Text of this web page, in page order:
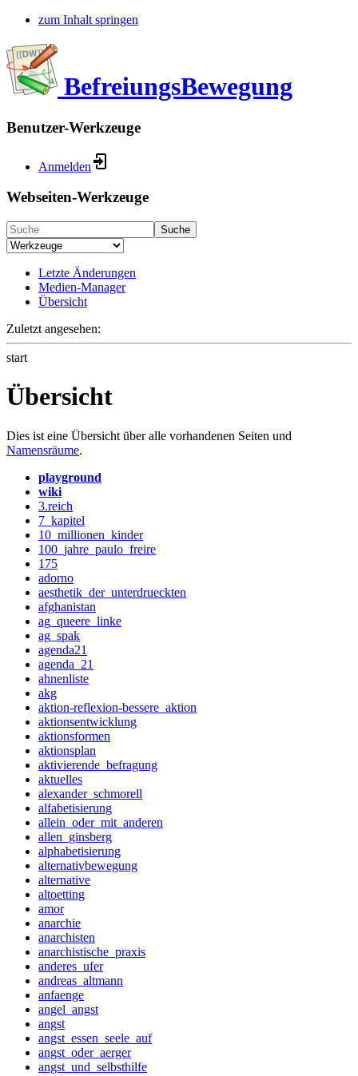
zum Inhalt springen
BefreiungsBewegung
Benutzer-Werkzeuge
Anmelden
Webseiten-Werkzeuge
Suche
Letzte Änderungen
Medien-Manager
Übersicht
Zuletzt angesehen:
start
Übersicht
Dies ist eine Übersicht über alle vorhandenen Seiten und
Namensräume.
playground
wiki
3.reich
7_kapitel
10_millionen_kinder
100_jahre_paulo_freire
175
adorno
aesthetik_der_unterdrueckten
afghanistan
ag_queere_linke
ag_spak
agenda21
agenda_21
ahnenliste
akg
aktion-reflexion-bessere_aktion
aktionsentwicklung
aktionsformen
aktionsplan
aktivierende_befragung
aktuelles
alexander_schmorell
alfabetisierung
allein_oder_mit_anderen
allen_ginsberg
alphabetisierung
alternativbewegung
alternative
altoetting
amor
anarchie
anarchisten
anarchistische_praxis
anderes_ufer
andreas_altmann
anfaenge
angel_angst
angst
angst_essen_seele_auf
angst_oder_aerger
angst_und_selbsthilfe